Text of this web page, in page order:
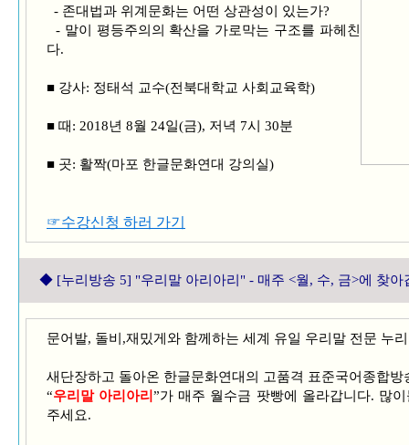
- 존대법과 위계문화는 어떤 상관성이 있는가?
- 말이 평등주의의 확산을 가로막는 구조를 파헤친
다.
■ 강사: 정태석 교수(전북대학교 사회교육학)
■ 때: 2018년 8월 24일(금), 저녁 7시 30분
■ 곳: 활짝(마포 한글문화연대 강의실)
☞수강신청 하러 가기
◆ [누리방송 5] "우리말 아리아리" - 매주 <월, 수, 금>에 찾아
문어발, 돌비,재밌게와 함께하는 세계 유일 우리말 전문 누
새단장하고 돌아온 한글문화연대의 고품격 표준국어종합방
“우리말 아리아리”가 매주 월수금 팟빵에 올라갑니다. 많
주세요.